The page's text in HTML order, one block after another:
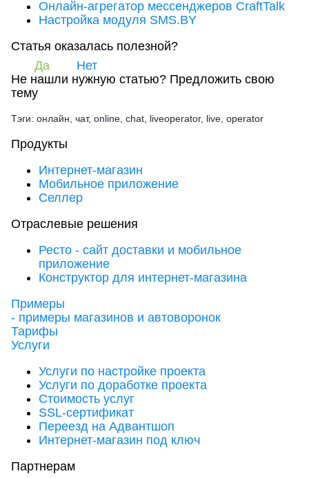
Онлайн-агрегатор мессенджеров CraftTalk
Настройка модуля SMS.BY
Статья оказалась полезной?
Да
Нет
Не нашли нужную статью? Предложить свою
тему
Тэги: онлайн, чат, online, chat, liveoperator, live, operator
Продукты
Интернет-магазин
Мобильное приложение
Селлер
Отраслевые решения
Ресто - сайт доставки и мобильное
приложение
Конструктор для интернет-магазина
Примеры
- примеры магазинов и автоворонок
Тарифы
Услуги
Услуги по настройке проекта
Услуги по доработке проекта
Стоимость услуг
SSL-сертификат
Переезд на Адвантшоп
Интернет-магазин под ключ
Партнерам